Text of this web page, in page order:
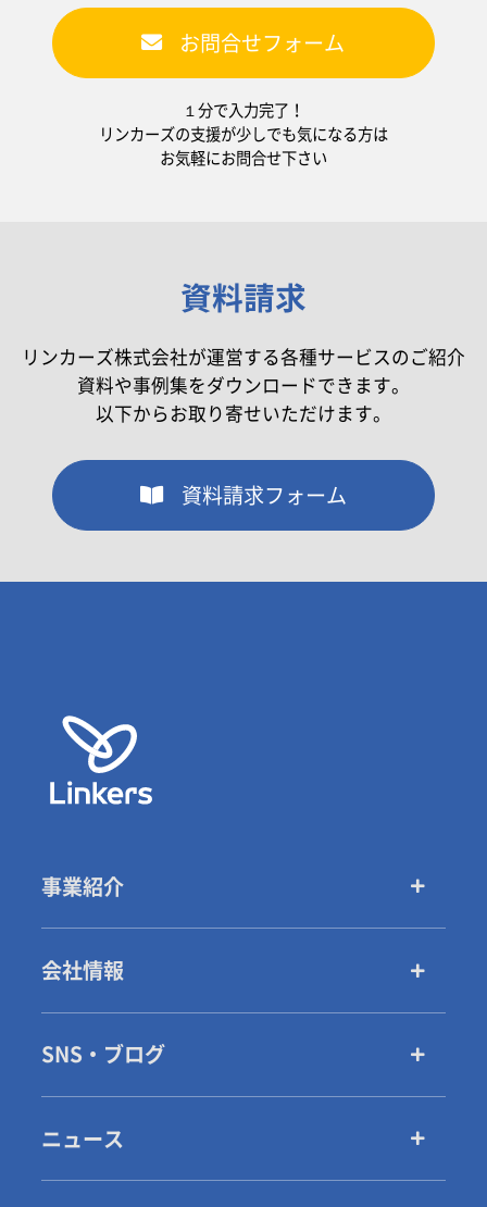
お問合せフォーム
１分で入力完了！
リンカーズの支援が少しでも気になる方は
お気軽にお問合せ下さい
資料請求
リンカーズ株式会社が運営する各種サービスのご紹介
資料や事例集をダウンロードできます。
以下からお取り寄せいただけます。
資料請求フォーム
事業紹介
会社情報
SNS・ブログ
ニュース